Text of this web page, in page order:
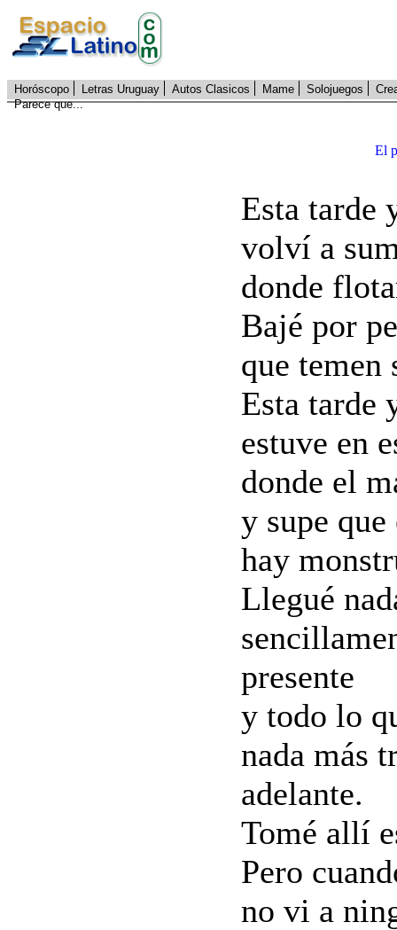
Horóscopo Letras Uruguay Autos Clasicos Mame Solojuegos
Parece que...
El
Esta tarde
volví a
donde
Bajé por
que
Esta tarde
estuve en
donde el
y supe
hay
Llegué
presente
y todo lo
nada más
adelante.
Tomé allí
Pero
no vi a